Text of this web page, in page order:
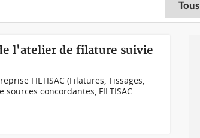
l'atelier de filature suivie
FILTISAC (Filatures, Tissages,
concordantes, FILTISAC